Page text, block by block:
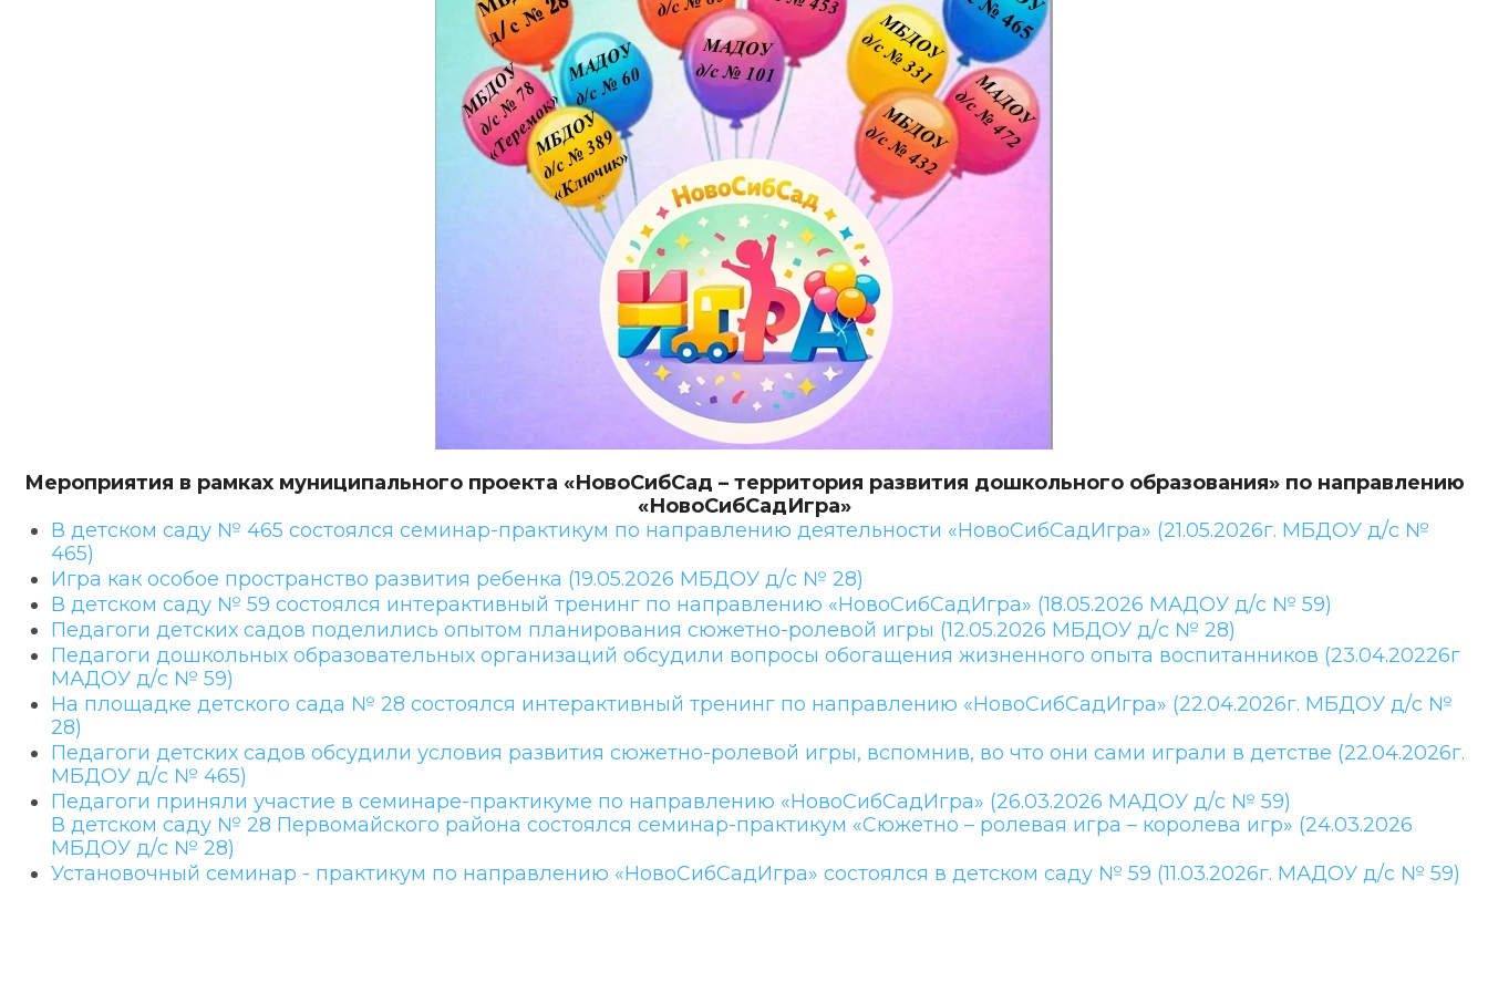
Мероприятия в рамках муниципального проекта «НовоСибСад – территория развития дошкольного образования» по направлению
«НовоСибСадИгра»
В детском саду № 465 состоялся семинар-практикум по направлению деятельности «НовоСибСадИгра» (21.05.2026г. МБДОУ д/с №
465)
Игра как особое пространство развития ребенка (19.05.2026 МБДОУ д/с № 28)
В детском саду № 59 состоялся интерактивный тренинг по направлению «НовоСибСадИгра» (18.05.2026 МАДОУ д/с № 59)
Педагоги детских садов поделились опытом планирования сюжетно-ролевой игры (12.05.2026 МБДОУ д/с № 28)
Педагоги дошкольных образовательных организаций обсудили вопросы обогащения жизненного опыта воспитанников (23.04.20226г
МАДОУ д/с № 59)
На площадке детского сада № 28 состоялся интерактивный тренинг по направлению «НовоСибСадИгра» (22.04.2026г. МБДОУ д/с №
28)
Педагоги детских садов обсудили условия развития сюжетно-ролевой игры, вспомнив, во что они сами играли в детстве (22.04.2026г.
МБДОУ д/с № 465)
Педагоги приняли участие в семинаре-практикуме по направлению «НовоСибСадИгра» (26.03.2026 МАДОУ д/с № 59)
В детском саду № 28 Первомайского района состоялся семинар-практикум «Сюжетно – ролевая игра – королева игр» (24.03.2026
МБДОУ д/с № 28)
Установочный семинар - практикум по направлению «НовоСибСадИгра» состоялся в детском саду № 59 (11.03.2026г. МАДОУ д/с № 59)